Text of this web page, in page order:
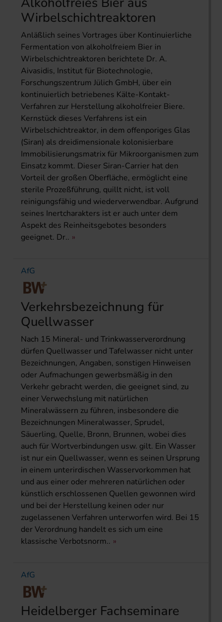
Wirbelschichtreaktoren
Anläßlich seines Vortrages über Kontinuierliche
Fermentation von alkoholfreiem Bier in
Wirbelschichtreaktoren berichtete Dr. A.
Aivasidis, Institut für Biotechnologie,
Forschungszentrum Jülich GmbH, über ein
kontinuierlich betriebenes Kälte-Kontakt-
Verfahren zur Herstellung alkoholfreier Biere.
Kernstück dieses Verfahrens ist ein
Wirbelschichtreaktor, in dem offenporiges Glas
(Siran) als dreidimensionale kolonisierbare
Immobilisierungsmatrix für Mikroorganismen zum
Einsatz kommt. Dieser Siran-Carrier hat den
Vorteil der großen Oberfläche, ermöglicht eine
sterile Prozeßführung, quillt nicht, ist voll
reinigungsfähig und wiederverwendbar. Aufgrund
seines Inertcharakters ist er auch unter dem
Aspekt des Reinheitsgebotes besonders
geeignet. Dr..
AfG
Verkehrsbezeichnung für
Quellwasser
Nach 15 Mineral- und Trinkwasserverordnung
dürfen Quellwasser und Tafelwasser nicht unter
Bezeichnungen, Angaben, sonstigen Hinweisen
oder Aufmachungen gewerbsmäßig in den
Verkehr gebracht werden, die geeignet sind, zu
einer Verwechslung mit natürlichen
Mineralwässern zu führen, insbesondere die
Bezeichnungen Mineralwasser, Sprudel,
Säuerling, Quelle, Bronn, Brunnen, wobei dies
auch für Wortverbindungen usw. gilt. Ein Wasser
ist nur ein Quellwasser, wenn es seinen Ursprung
in einem unterirdischen Wasservorkommen hat
und aus einer oder mehreren natürlichen oder
künstlich erschlossenen Quellen gewonnen wird
und bei der Herstellung keinen oder nur
zugelassenen Verfahren unterworfen wird. Bei 15
der Verordnung handelt es sich um eine
klassische Verbotsnorm..
AfG
Heidelberger Fachseminare